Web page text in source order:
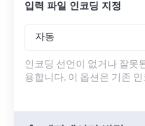
입력 파일 인코딩 지정
자동
인코딩 선언이 없거나 잘못
용합니다. 이 옵션은 기존